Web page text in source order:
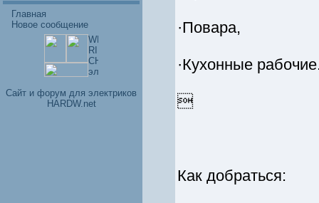
Главная
Новое сообщение
Cайт и форум для электриков
HARDW.net
·Повара,
·Кухонные

Как добраться: